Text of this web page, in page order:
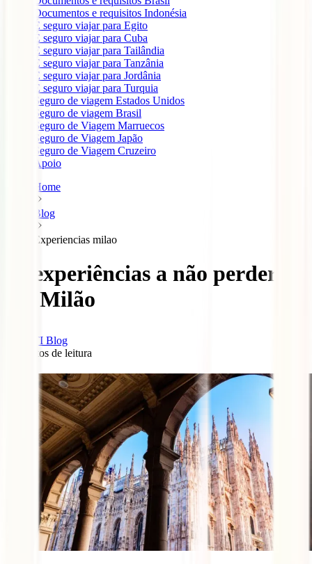
Documentos e requisitos Indonésia
É seguro viajar para Egito
É seguro viajar para Cuba
É seguro viajar para Tailândia
É seguro viajar para Tanzânia
É seguro viajar para Jordânia
É seguro viajar para Turquia
Seguro de viagem Estados Unidos
Seguro de viagem Brasil
Seguro de Viagem Marruecos
Seguro de Viagem Japão
Seguro de Viagem Cruzeiro
Apoio
Home
Blog
Experiencias milao
10 experiências a não perder
em Milão
IATI Blog
minutos de leitura